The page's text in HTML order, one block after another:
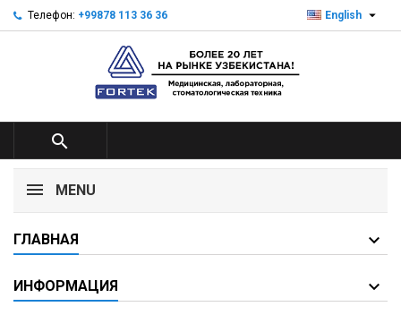
Телефон: +99878 113 36 36 English 

MENU
ГЛАВНАЯ
ИНФОРМАЦИЯ